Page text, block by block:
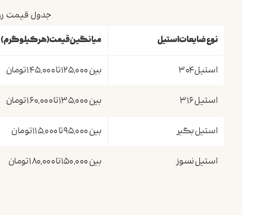
جدول قیمت
نوع ضایعات استیل
میانگین قیمت (هر کیلوگرم)
استیل 304 بین 125,000 تا 145,000 تومان
استیل 316 بین 135,000 تا 160,000 تومان
استیل بگیر بین 95,000 تا 115,000 تومان
استیل نسوز بین 150,000 تا 180,000 تومان